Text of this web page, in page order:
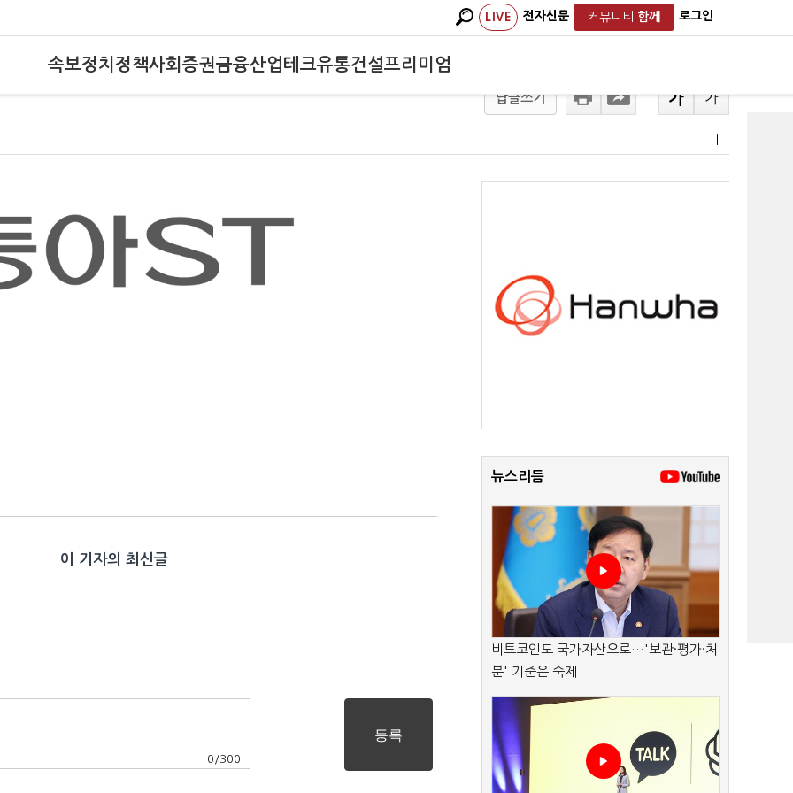
LIVE 전자신문 커뮤니티 함께 로그인
속보정치 정책사회 증권금융산업테크유통건설프리미엄
답글쓰기
이 기자의 최신글
0 /300
뉴스리듬
비트코인도 국가자산으로…'보관·평가·처
분' 기준은 숙제